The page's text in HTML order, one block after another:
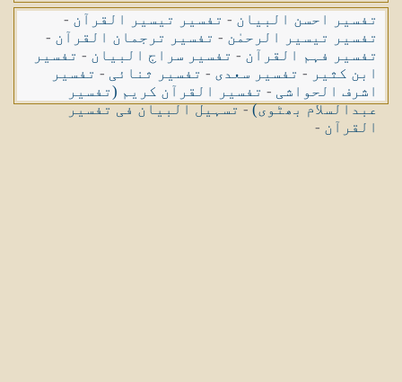
تفسیر احسن البیان - تفسیر تیسیر القرآن -
تفسیر تیسیر الرحمٰن - تفسیر ترجمان القرآن -
تفسیر فہم القرآن - تفسیر سراج البیان - تفسیر
ابن کثیر - تفسیر سعدی - تفسیر ثنائی - تفسیر
اشرف الحواشی - تفسیر القرآن کریم (تفسیر
عبدالسلام بھٹوی)-تسہیل البیان فی تفسیر
القرآن -